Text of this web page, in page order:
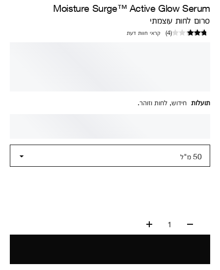
Moisture Surge™ Active Glow Serum
סרום לחות עוצמתי
(
4
) קראי חוות דעת
תועלות חידוש, לחות וזוהר.
50 מ"ל
1